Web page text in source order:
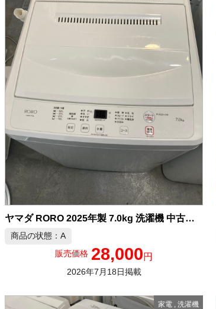
ヤマダ RORO 2025年製 7.0kg 洗濯機 中古品販売
商品の状態：A
販売価格 28,000円
2026年7月18日掲載
家電, 洗濯機